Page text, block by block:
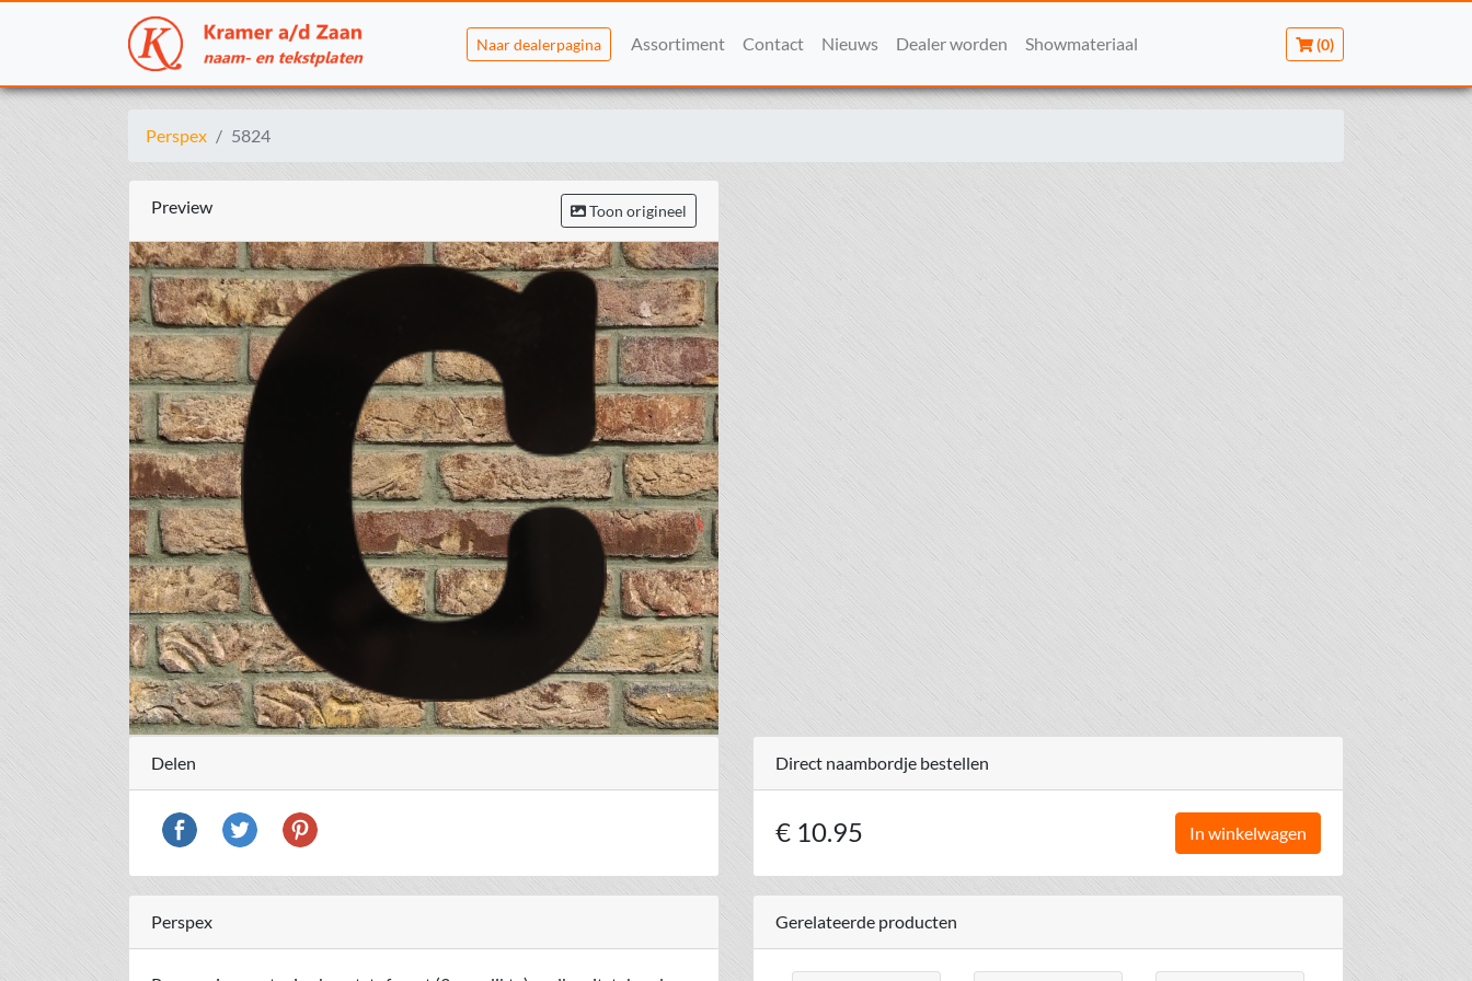
Naar dealerpagina Assortiment Contact Nieuws Dealer worden Showmateriaal (0)
Perspex 5824
Preview Toon origineel
Delen Direct naambordje bestellen
€ 10.95 In winkelwagen
Perspex Gerelateerde producten